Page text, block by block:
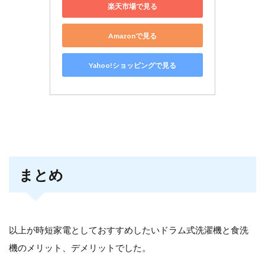
楽天市場で見る
Amazonで見る
Yahoo!ショッピングで見る
まとめ
以上が時短家電としておすすめしたいドラム式洗濯機と食洗
機のメリット、デメリットでした。